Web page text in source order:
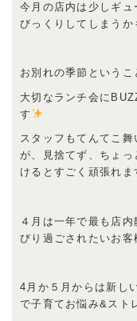
今月の店内は少しギ
びっくりしてしまうか
お別れの季節というこ
大切なランチ会に
す
スタッフもてんてこ
が、見捨てず、ちょ
けるとすごく頑張れま
４月は一年で最も店
びり過ごされたいお客
4月か５月からは新し
で子育てお悩み&スト